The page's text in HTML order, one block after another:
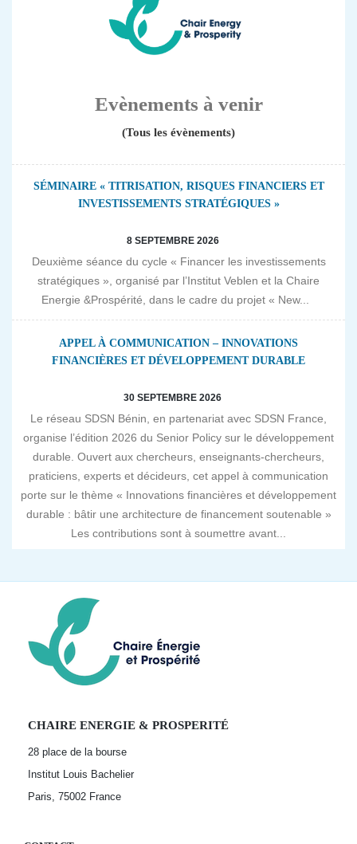
Evènements à venir
(Tous les évènements)
SÉMINAIRE « TITRISATION, RISQUES FINANCIERS ET
INVESTISSEMENTS STRATÉGIQUES »
8 SEPTEMBRE 2026
Deuxième séance du cycle « Financer les investissements
stratégiques », organisé par l’Institut Veblen et la Chaire
Energie &Prospérité, dans le cadre du projet « New...
APPEL À COMMUNICATION – INNOVATIONS
FINANCIÈRES ET DÉVELOPPEMENT DURABLE
30 SEPTEMBRE 2026
Le réseau SDSN Bénin, en partenariat avec SDSN France,
organise l’édition 2026 du Senior Policy sur le développement
durable. Ouvert aux chercheurs, enseignants-chercheurs,
praticiens, experts et décideurs, cet appel à communication
porte sur le thème « Innovations financières et développement
durable : bâtir une architecture de financement soutenable »
Les contributions sont à soumettre avant...
CHAIRE ENERGIE & PROSPERITÉ
28 place de la bourse
Institut Louis Bachelier
Paris, 75002 France